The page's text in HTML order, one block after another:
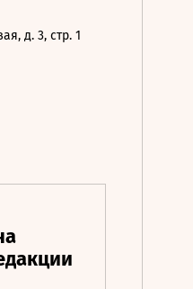
д. 3, стр. 1